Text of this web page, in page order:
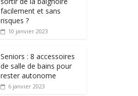
facilement et sans
risques ?
10 janvier 2023
Seniors : 8 accessoires
de salle de bains pour
rester autonome
6 janvier 2023